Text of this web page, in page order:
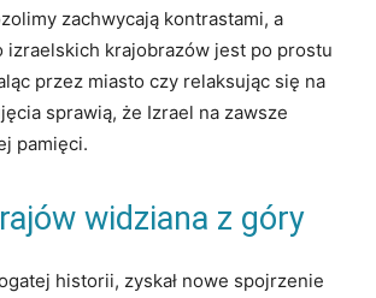
zachwycają kontrastami, a
izraelskich krajobrazów jest po prostu
przez miasto czy relaksując się na
sprawią, że Izrael na zawsze
pamięci.
widziana z góry
historii, zyskał nowe spojrzenie